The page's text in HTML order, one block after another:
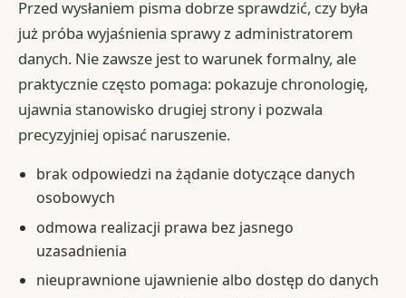
Przed wysłaniem pisma dobrze sprawdzić, czy była
już próba wyjaśnienia sprawy z administratorem
danych. Nie zawsze jest to warunek formalny, ale
praktycznie często pomaga: pokazuje chronologię,
ujawnia stanowisko drugiej strony i pozwala
precyzyjniej opisać naruszenie.
brak odpowiedzi na żądanie dotyczące danych
osobowych
odmowa realizacji prawa bez jasnego
uzasadnienia
nieuprawnione ujawnienie albo dostęp do danych